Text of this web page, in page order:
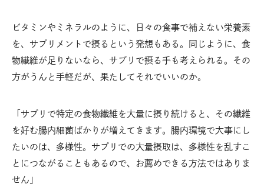
ビタミンやミネラルのように、日々の食事で補えない栄養素
を、サプリメントで摂るという発想もある。同じように、食
物繊維が足りないなら、サプリで摂る手も考えられる。その
方がうんと手軽だが、果たしてそれでいいのか。
「サプリで特定の食物繊維を大量に摂り続けると、その繊維
を好む腸内細菌ばかりが増えてきます。腸内環境で大事にし
たいのは、多様性。サプリでの大量摂取は、多様性を乱すこ
とにつながることもあるので、お薦めできる方法ではありま
せん」